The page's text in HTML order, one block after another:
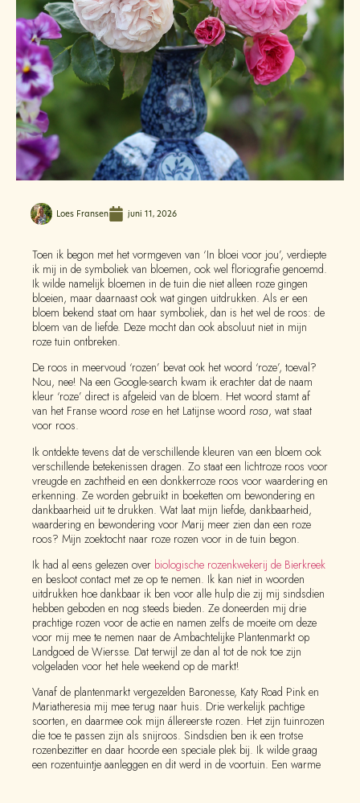
Loes Fransen juni 11, 2026
Toen ik begon met het vormgeven van ‘In bloei voor jou’, verdiepte
ik mij in de symboliek van bloemen, ook wel floriografie genoemd.
Ik wilde namelijk bloemen in de tuin die niet alleen roze gingen
bloeien, maar daarnaast ook wat gingen uitdrukken. Als er een
bloem bekend staat om haar symboliek, dan is het wel de roos: de
bloem van de liefde. Deze mocht dan ook absoluut niet in mijn
roze tuin ontbreken.
De roos in meervoud ‘rozen’ bevat ook het woord ‘roze’, toeval?
Nou, nee! Na een Google-search kwam ik erachter dat de naam
kleur ‘roze’ direct is afgeleid van de bloem. Het woord stamt af
van het Franse woord rose en het Latijnse woord rosa, wat staat
voor roos.
Ik ontdekte tevens dat de verschillende kleuren van een bloem ook
verschillende betekenissen dragen. Zo staat een lichtroze roos voor
vreugde en zachtheid en een donkkerroze roos voor waardering en
erkenning. Ze worden gebruikt in boeketten om bewondering en
dankbaarheid uit te drukken. Wat laat mijn liefde, dankbaarheid,
waardering en bewondering voor Marij meer zien dan een roze
roos? Mijn zoektocht naar roze rozen voor in de tuin begon.
Ik had al eens gelezen over biologische rozenkwekerij de Bierkreek
en besloot contact met ze op te nemen. Ik kan niet in woorden
uitdrukken hoe dankbaar ik ben voor alle hulp die zij mij sindsdien
hebben geboden en nog steeds bieden. Ze doneerden mij drie
prachtige rozen voor de actie en namen zelfs de moeite om deze
voor mij mee te nemen naar de Ambachtelijke Plantenmarkt op
Landgoed de Wiersse. Dat terwijl ze dan al tot de nok toe zijn
volgeladen voor het hele weekend op de markt!
Vanaf de plantenmarkt vergezelden Baronesse, Katy Road Pink en
Mariatheresia mij mee terug naar huis. Drie werkelijk pachtige
soorten, en daarmee ook mijn állereerste rozen. Het zijn tuinrozen
die toe te passen zijn als snijroos. Sindsdien ben ik een trotse
rozenbezitter en daar hoorde een speciale plek bij. Ik wilde graag
een rozentuintje aanleggen en dit werd in de voortuin. Een warme